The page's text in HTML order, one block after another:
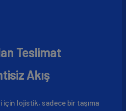
Teslimat
Akış
lojistik, sadece bir taşıma